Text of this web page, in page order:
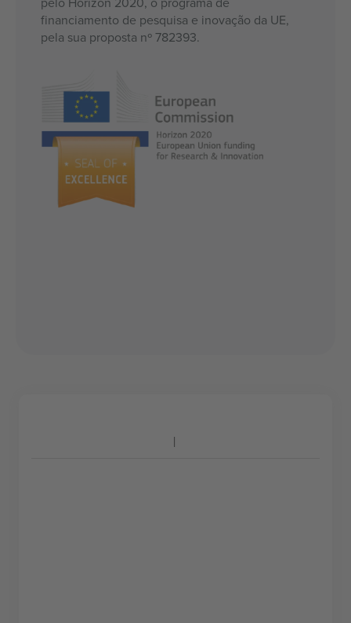
financiamento de pesquisa e inovação da UE,
pela sua proposta nº 782393.